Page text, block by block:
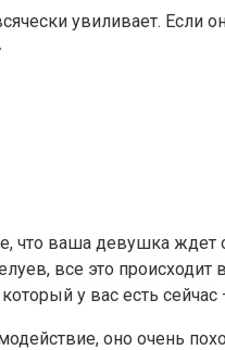
увиливает. Если
что ваша девушка
все это
у вас есть
оно очень